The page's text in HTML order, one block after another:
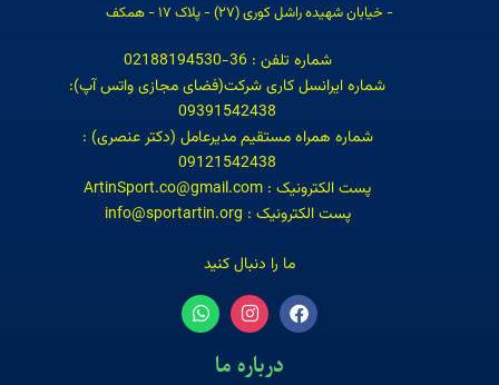
- خیابان شهیده راشل کوری (۲۷) - پلاک ۱۷ - همکف
شماره تلفن : 36-02188194530
شماره ایرانسل کاری شرکت(فضای مجازی واتس آپ):
09391542438
شماره همراه مستقیم مدیرعامل (دکتر عنصری) :
09121542438
پست الکترونیک : ArtinSport.co@gmail.com
پست الکترونیک : info@sportartin.org
ما را دنبال کنید
درباره ما